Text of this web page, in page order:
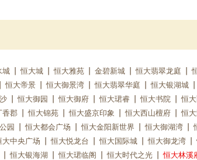
城 恒大城 恒大雅苑 金碧新城 恒大翡翠龙庭
恒大帝景 恒大御景湾 恒大翡翠华庭 恒大银湖城
恒大御园 恒大御府 恒大珺睿 恒大书院 恒
香郡 恒大锦苑 恒大盛京印象 恒大西山檀府 恒
园 恒大都会广场 恒大金阳新世界 恒大御湖湾
大中央广场 恒大悦龙台 恒大国际城 恒大御龙湾
恒大银海湖 恒大珺临阁 恒大时代之光 恒大林溪